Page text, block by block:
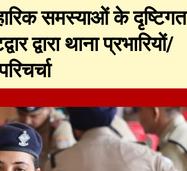
समस्याओं के दृष्टिगत
द्वारा थाना प्रभारियों/